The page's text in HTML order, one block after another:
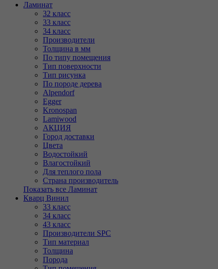
Ламинат
32 класс
33 класс
34 класс
Производители
Толщина в мм
По типу помещения
Тип поверхности
Тип рисунка
По породе дерева
Alpendorf
Egger
Kronospan
Lamiwood
АКЦИЯ
Город доставки
Цвета
Водостойкий
Влагостойкий
Для теплого пола
Страна производитель
Показать все Ламинат
Кварц Винил
33 класс
34 класс
43 класс
Производители SPC
Тип материал
Толщина
Порода